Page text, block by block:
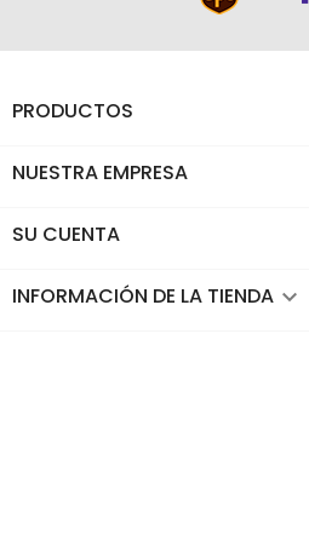
PRODUCTOS
NUESTRA EMPRESA
SU CUENTA
INFORMACIÓN DE LA TIENDA keyboard_arrow_down